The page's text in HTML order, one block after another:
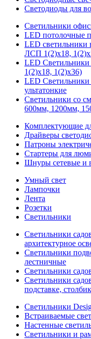
Светодиоды для
Светильники
LED потолочные
LED светильники
ЛСП 1(2)х18,
LED
1(2)х18, 1(2)х36)
LED Светильники
ультатонкие
Светильники со
600мм, 1200мм,
Комплектующие
Драйверы
Патроны
Стартеры для
Шнуры сетевые и
Умный свет
Лампочки
Лента
Розетки
Светильники
Светильники
архитектурное
Светильники
лестничные
Светильники
Светильники
подставке,
Светильники
Встраиваемые
Настенные
Светильники и